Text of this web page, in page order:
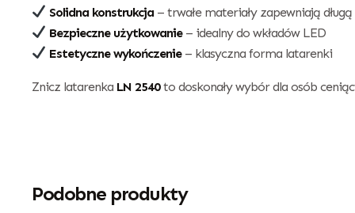
Solidna konstrukcja– trwałe materiały zapewniają
Bezpieczne użytkowanie– idealny do wkładów LED
Estetyczne wykończenie– klasyczna forma latarenki
Znicz latarenka LN 2540to doskonały wybór dla osób
Podobne produkty